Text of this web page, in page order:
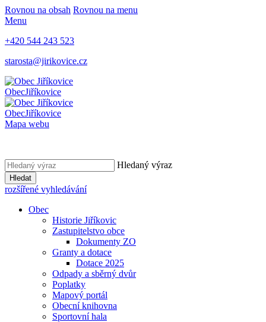
Rovnou na obsah Rovnou na menu
Menu
+420 544 243 523
starosta@jirikovice.cz
ObecJiříkovice
ObecJiříkovice
Mapa webu
Hledaný výraz
Hledat
rozšířené vyhledávání
Obec
Historie Jiříkovic
Zastupitelstvo obce
Dokumenty ZO
Granty a dotace
Dotace 2025
Odpady a sběrný dvůr
Poplatky
Mapový portál
Obecní knihovna
Sportovní hala